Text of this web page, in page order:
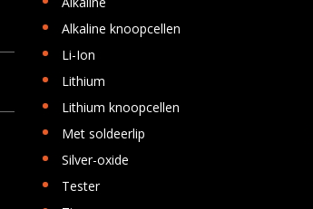
• Alkaline knoopcellen
• Li-Ion
• Lithium
• Lithium knoopcellen
• Met soldeerlip
• Silver-oxide
• Tester